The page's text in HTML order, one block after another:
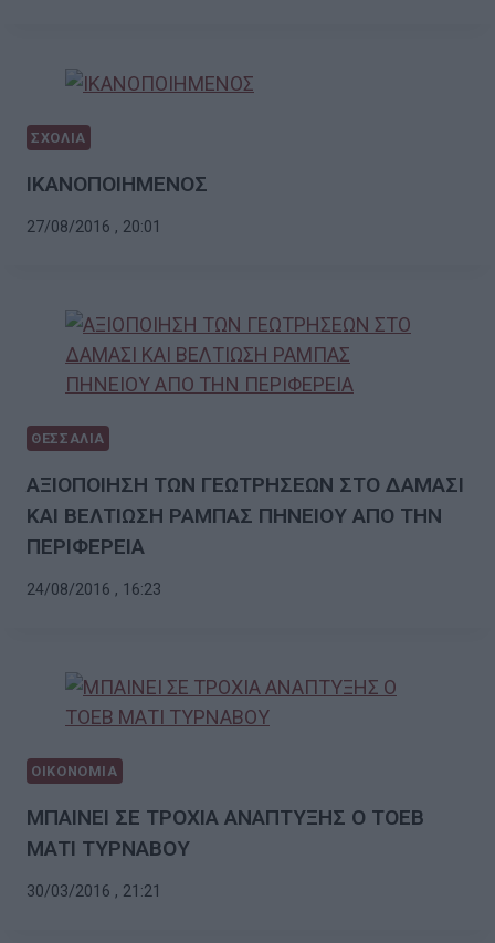
ΣΧΟΛΙΑ
ΙΚΑΝΟΠΟΙΗΜΕΝΟΣ
27/08/2016 , 20:01
ΘΕΣΣΑΛΙΑ
ΑΞΙΟΠΟΙΗΣΗ ΤΩΝ ΓΕΩΤΡΗΣΕΩΝ ΣΤΟ ΔΑΜΑΣΙ
ΚΑΙ ΒΕΛΤΙΩΣΗ ΡΑΜΠΑΣ ΠΗΝΕΙΟΥ ΑΠΟ ΤΗΝ
ΠΕΡΙΦΕΡΕΙΑ
24/08/2016 , 16:23
ΟΙΚΟΝΟΜΙΑ
ΜΠΑΙΝΕΙ ΣΕ ΤΡΟΧΙΑ ΑΝΑΠΤΥΞΗΣ Ο ΤΟΕΒ
ΜΑΤΙ ΤΥΡΝΑΒΟΥ
30/03/2016 , 21:21